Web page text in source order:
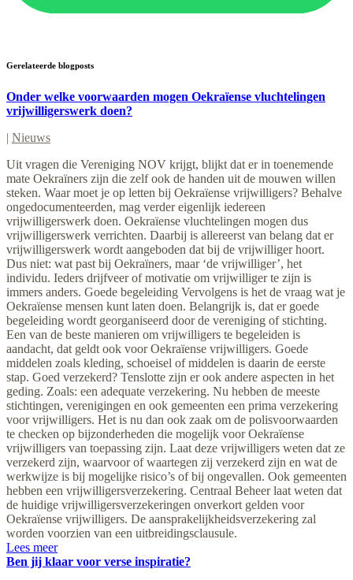
Gerelateerde blogposts
Onder welke voorwaarden mogen Oekraïense vluchtelingen
vrijwilligerswerk doen?
| Nieuws
Uit vragen die Vereniging NOV krijgt, blijkt dat er in toenemende
mate Oekraïners zijn die zelf ook de handen uit de mouwen willen
steken. Waar moet je op letten bij Oekraïense vrijwilligers? Behalve
ongedocumenteerden, mag verder eigenlijk iedereen
vrijwilligerswerk doen. Oekraïense vluchtelingen mogen dus
vrijwilligerswerk verrichten. Daarbij is allereerst van belang dat er
vrijwilligerswerk wordt aangeboden dat bij de vrijwilliger hoort.
Dus niet: wat past bij Oekraïners, maar ‘de vrijwilliger’, het
individu. Ieders drijfveer of motivatie om vrijwilliger te zijn is
immers anders. Goede begeleiding Vervolgens is het de vraag wat je
Oekraïense mensen kunt laten doen. Belangrijk is, dat er goede
begeleiding wordt georganiseerd door de vereniging of stichting.
Een van de beste manieren om vrijwilligers te begeleiden is
aandacht, dat geldt ook voor Oekraïense vrijwilligers. Goede
middelen zoals kleding, schoeisel of middelen is daarin de eerste
stap. Goed verzekerd? Tenslotte zijn er ook andere aspecten in het
geding. Zoals: een adequate verzekering. Nu hebben de meeste
stichtingen, verenigingen en ook gemeenten een prima verzekering
voor vrijwilligers. Het is nu dan ook zaak om de polisvoorwaarden
te checken op bijzonderheden die mogelijk voor Oekraïense
vrijwilligers van toepassing zijn. Laat deze vrijwilligers weten dat ze
verzekerd zijn, waarvoor of waartegen zij verzekerd zijn en wat de
werkwijze is bij mogelijke risico’s of bij ongevallen. Ook gemeenten
hebben een vrijwilligersverzekering. Centraal Beheer laat weten dat
de huidige vrijwilligersverzekeringen onverkort gelden voor
Oekraïense vrijwilligers. De aansprakelijkheidsverzekering zal
worden voorzien van een uitbreidingsclausule.
Lees meer
Ben jij klaar voor verse inspiratie?